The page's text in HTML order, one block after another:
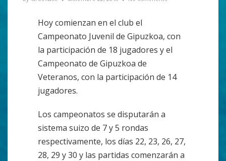
Hoy comienzan en el club el
Campeonato Juvenil de Gipuzkoa, con
la participación de 18 jugadores y el
Campeonato de Gipuzkoa de
Veteranos, con la participación de 14
jugadores.
Los campeonatos se disputarán a
sistema suizo de 7 y 5 rondas
respectivamente, los días 22, 23, 26, 27,
28, 29 y 30 y las partidas comenzarán a